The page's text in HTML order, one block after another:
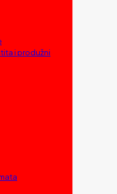
i produžni